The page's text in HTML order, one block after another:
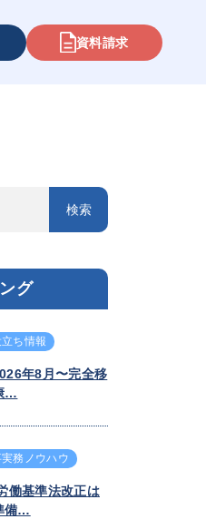
資料請求
検索
グ
ち情報
年8月〜完全移
…
実務ノウハウ
働基準法改正は
備…